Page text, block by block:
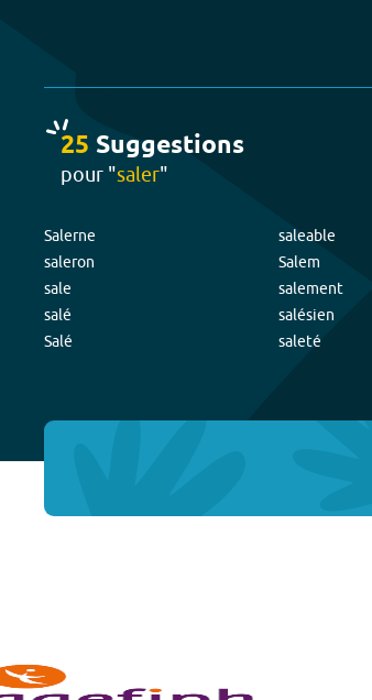
25 Suggestions
pour "saler"
Salerne
saleron
sale
salé
Salé
saleable
Salem
salement
salésien
saleté